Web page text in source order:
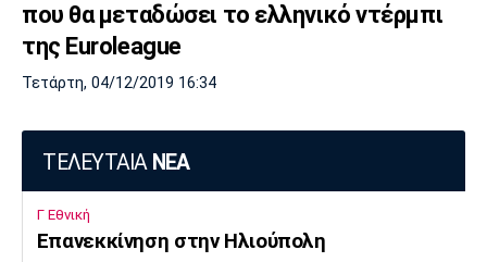
που θα μεταδώσει το ελληνικό ντέρμπι
της Euroleague
Τετάρτη, 04/12/2019 16:34
ΤΕΛΕΥΤΑΙΑ ΝΕΑ
Γ Εθνική
Επανεκκίνηση στην Ηλιούπολη